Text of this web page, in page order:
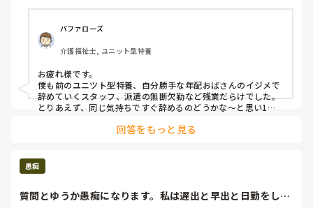
（笑）
屋の前が光るのと音はしっかりでます。居室に行き、対応を
する感じです。基本日中はみんなフロアで起きてます。セン
サーはありますが、それぞれ音楽が分けてあり、職員が反応
しています。
でも夜勤の時2人職員で入るため、他利用者対応中、コール
がなっても廊下に出ないと誰がなってるか分からない見たい
です。今働いている人達は、ピッチが無いことに疑問も持た
ないのかなと思ってます。
教育体制もこれが普通なのか分からないですが、最初は日勤
階で日勤と早出は自立してますが、一回職員についてもら
い、次からは1人で入らなければなりません。経験はありま
よってもやり方、回し方が違うため毎日戸惑いでしかありま
バファローズ
介護福祉士, ユニット型特養
お疲れ様です。
僕も前のユニツト型特養、自分勝手な年配おばさんのイジメで
辞めていくスタッフ、派遣の無断欠勤など残業だらけでした。
とりあえず、同じ気持ちですぐ辞めるのどうかな～と思い1年
スト削減で変えない、よくないですね～。
でしょうね
回答をもっと見る
愚痴
質問とゆうか愚痴になります。私は遅出と早出と日勤をして